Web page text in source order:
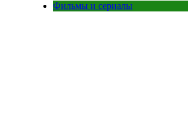
Фильмы и сериалы